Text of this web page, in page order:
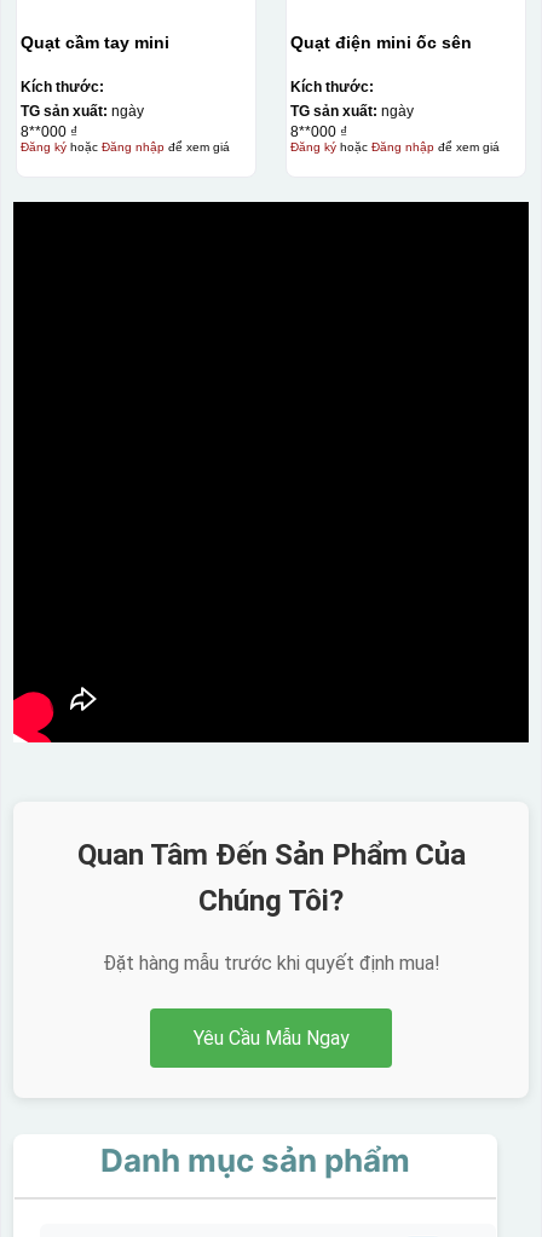
Quạt cầm tay mini
Kích thước:
TG sản xuất: ngày
8**000 ₫
Đăng kýhoặc Đăng nhậpđể xem giá
Quạt điện mini ốc sên
Kích thước:
TG sản xuất: ngày
8**000 ₫
Đăng kýhoặc Đăng nhậpđể xem giá
Quan Tâm Đến Sản Phẩm Của
Chúng Tôi?
Đặt hàng mẫu trước khi quyết định mua!
Yêu Cầu Mẫu Ngay
Danh mục sản phẩm